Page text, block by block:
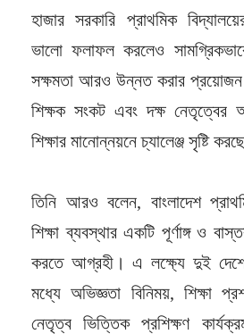
হাজার সরকারি প্রাথমিক
ভালো ফলাফল করলেও সামগ্রিকভাবে
সক্ষমতা আরও উন্নত করার প্রয়োজন
শিক্ষক সংকট এবং দক্ষ নেতৃত্বের
শিক্ষার মানোন্নয়নে চ্যালেঞ্জ সৃষ্টি
তিনি আরও বলেন, বাংলাদেশ
শিক্ষা ব্যবস্থার একটি পূর্ণাঙ্গ ও
করতে আগ্রহী। এ লক্ষ্যে দুই দেশের
মধ্যে অভিজ্ঞতা বিনিময়, শিক্ষা
নেতৃত্ব ভিত্তিক প্রশিক্ষণ